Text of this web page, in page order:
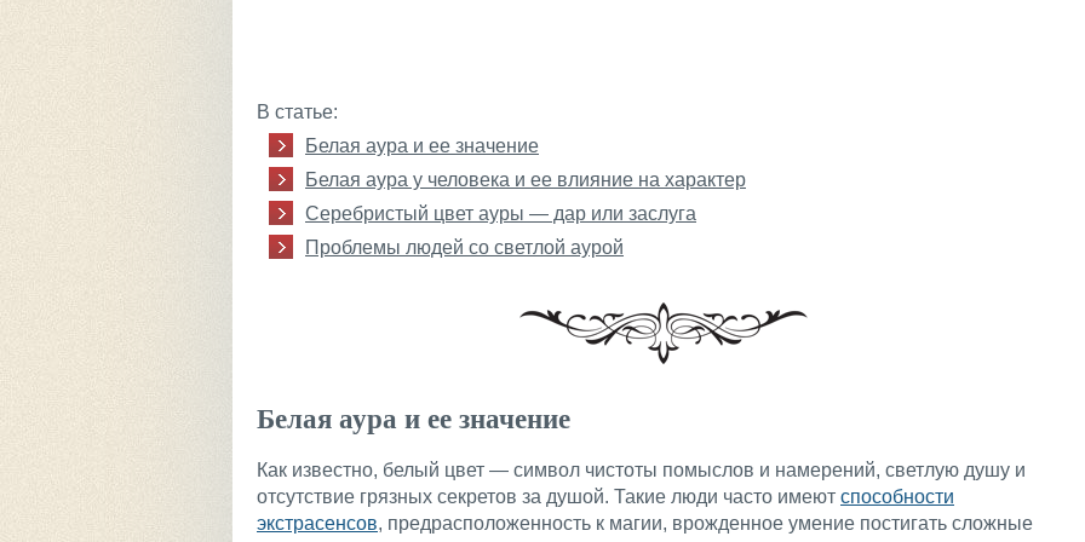
В статье:
Белая аура и ее значение
Белая аура у человека и ее влияние на характер
Серебристый цвет ауры — дар или заслуга
Проблемы людей со светлой аурой
Белая аура и ее значение
Как известно, белый цвет — символ чистоты помыслов и намерений, светлую душу и
отсутствие грязных секретов за душой. Такие люди часто имеют способности
экстрасенсов, предрасположенность к магии, врожденное умение постигать сложные